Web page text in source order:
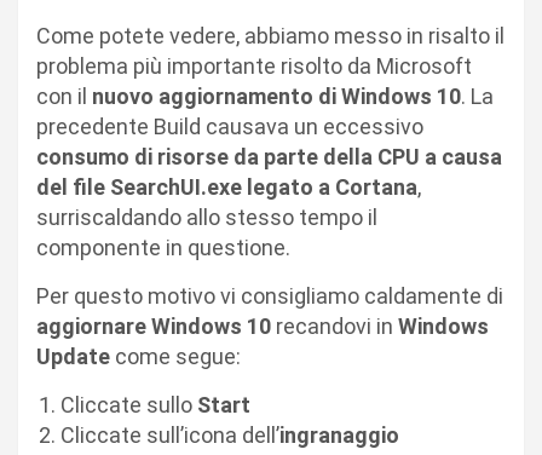
Come potete vedere, abbiamo messo in risalto il
problema più importante risolto da Microsoft
con il nuovo aggiornamento di Windows 10. La
precedente Build causava un eccessivo
consumo di risorse da parte della CPU a causa
del file SearchUI.exe legato a Cortana,
surriscaldando allo stesso tempo il
componente in questione.
Per questo motivo vi consigliamo caldamente di
aggiornare Windows 10 recandovi in Windows
Update come segue:
Cliccate sullo Start
Cliccate sull’icona dell’ingranaggio